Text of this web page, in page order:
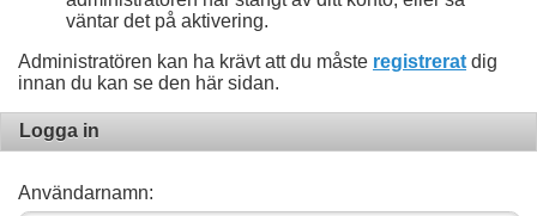
väntar det på aktivering.
Administratören kan ha krävt att du måste registrerat dig
innan du kan se den här sidan.
Logga in
Användarnamn: